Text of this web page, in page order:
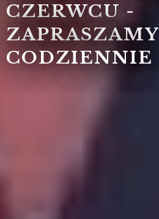
CZERWCU -
ZAPRASZAMY
CODZIENNIE